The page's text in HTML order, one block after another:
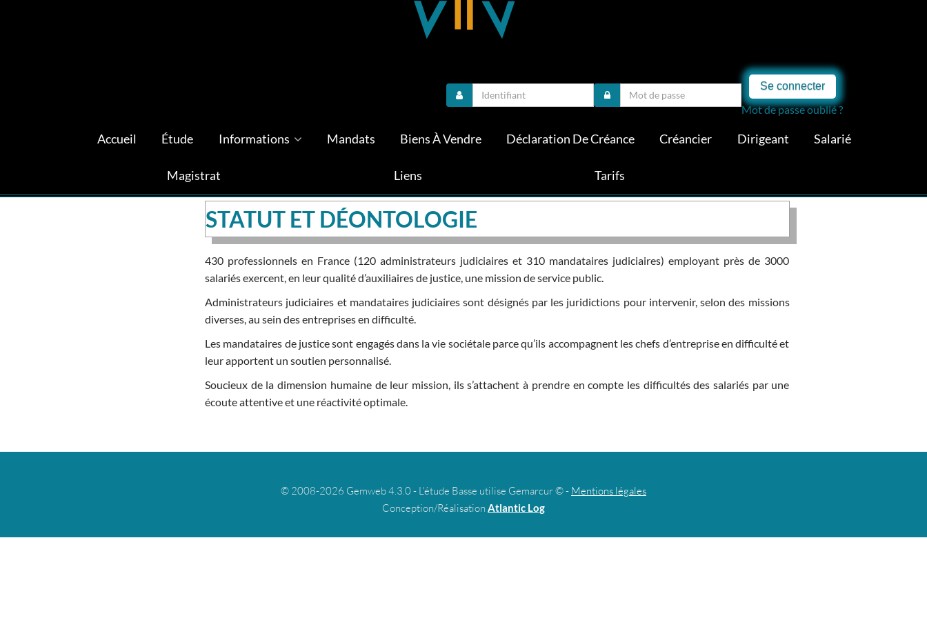
Se connecter
Mot de passe oublié ?
Accueil Étude Informations Mandats Biens À Vendre Déclaration De Créance Créancier Dirigeant Salarié
Magistrat Liens Tarifs
STATUT ET DÉONTOLOGIE
430 professionnels en France (120 administrateurs judiciaires et 310 mandataires judiciaires) employant près de 3000
salariés exercent, en leur qualité d’auxiliaires de justice, une mission de service public.
Administrateurs judiciaires et mandataires judiciaires sont désignés par les juridictions pour intervenir, selon des missions
diverses, au sein des entreprises en difficulté.
Les mandataires de justice sont engagés dans la vie sociétale parce qu’ils accompagnent les chefs d’entreprise en difficulté et
leur apportent un soutien personnalisé.
Soucieux de la dimension humaine de leur mission, ils s’attachent à prendre en compte les difficultés des salariés par une
écoute attentive et une réactivité optimale.
© 2008-2026 Gemweb 4.3.0 - L'étude Basse utilise Gemarcur © - Mentions légales
Conception/Réalisation Atlantic Log